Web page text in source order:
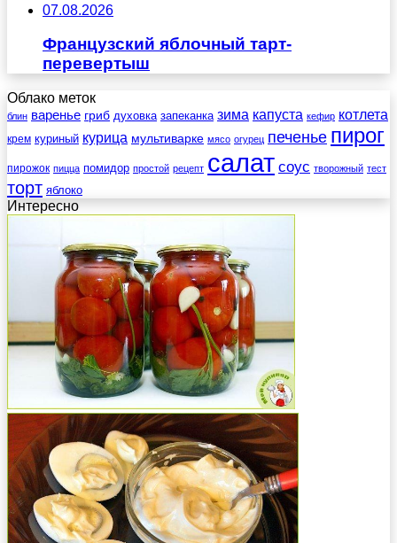
07.08.2026
Французский яблочный тарт-
перевертыш
Облако меток
блин варенье гриб духовка запеканка зима капуста кефир котлета
крем куриный курица мультиварке мясо огурец печенье пирог
пирожок пицца помидор простой рецепт салат соус творожный тест
торт яблоко
Интересно